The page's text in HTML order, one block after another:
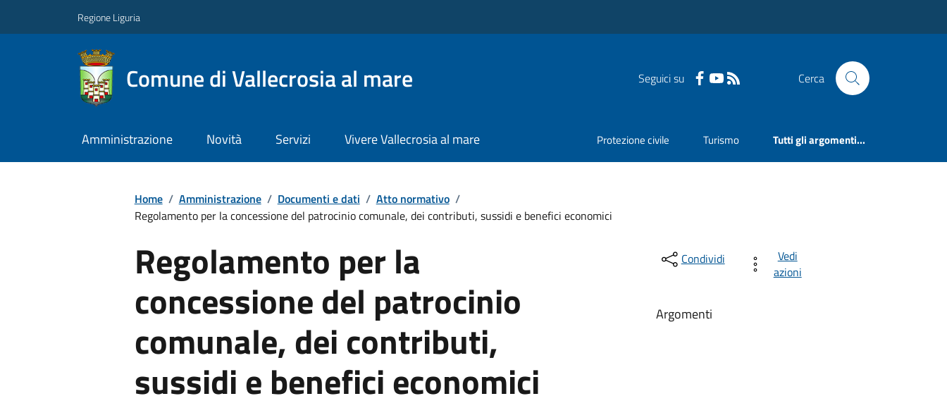
Regione Liguria
Comune di Vallecrosia al mare Seguici su Cerca
Amministrazione Novità Servizi Vivere Vallecrosia al mare Protezione civile Turismo Tutti gli argomenti...
Home / Amministrazione / Documenti e dati / Atto normativo /
Regolamento per la concessione del patrocinio comunale, dei contributi, sussidi e benefici economici
Regolamento per la
concessione del patrocinio
comunale, dei contributi,
sussidi e benefici economici
Condividi
Vedi
azioni
Argomenti